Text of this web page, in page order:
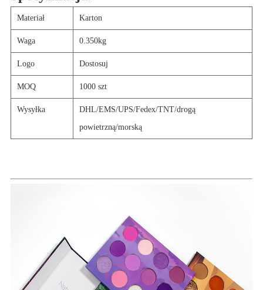
Materiał Karton
Waga 0.350kg
Logo Dostosuj
MOQ 1000 szt
Wysyłka
DHL/EMS/UPS/Fedex/TNT/drogą
powietrzną/morską